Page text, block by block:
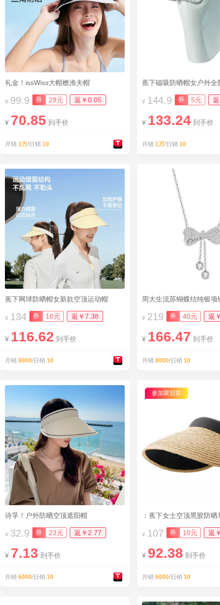
礼金！issWiss大帽檐渔夫帽
¥ 99.9 券 29元 返￥0.05
¥ 70.85 到手价
月销 1万/日销 10
蕉下磁吸防晒帽女户外全
¥ 144.9 券 5元
¥ 133.24 到手价
月销 1万/日销 10
蕉下网球防晒帽女新款空顶运动帽
¥ 134 券 10元 返￥7.38
¥ 116.62 到手价
月销 9000/日销 10
周大生流苏蝴蝶结纯银项
¥ 219 券 40元 返
¥ 166.47 到手价
月销 8000/日销 10
诗孚！户外防晒空顶遮阳帽
¥ 32.9 券 23元 返￥2.77
¥ 7.13 到手价
月销 6000/日销 10
参加聚划算
：蕉下女士空顶黑胶防
¥ 107 券 10元 返
¥ 92.38 到手价
月销 6000/日销 10